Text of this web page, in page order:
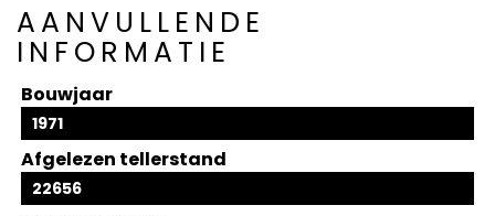
AANVULLENDE
INFORMATIE
Bouwjaar
1971
Afgelezen tellerstand
22656